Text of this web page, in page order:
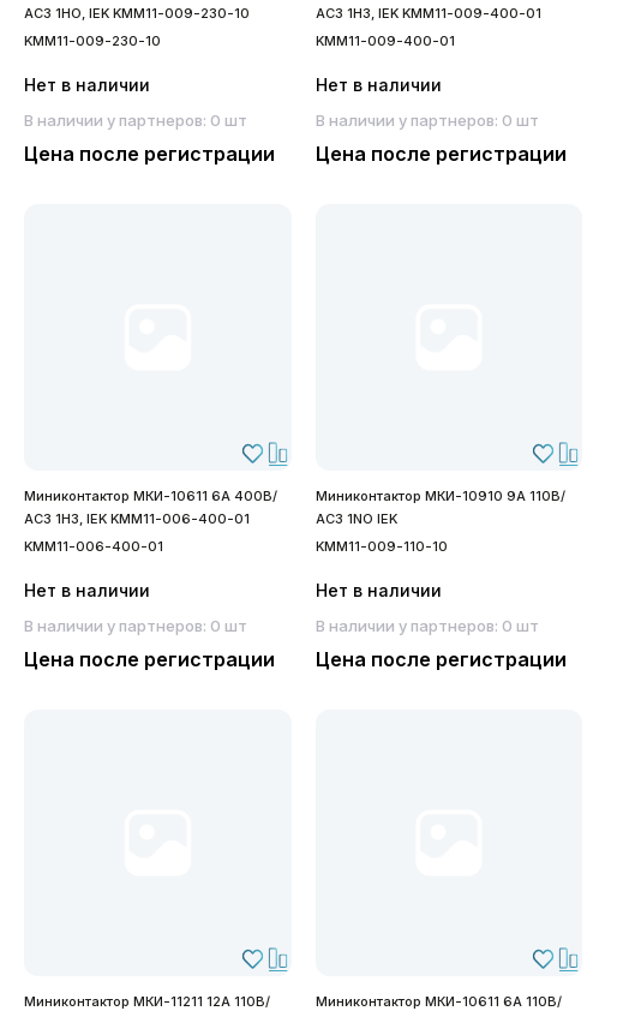
АС3 1НО, IEK KMM11-009-230-10
KMM11-009-230-10
Нет в наличии
В наличии у партнеров: 0 шт
Цена после регистрации
АС3 1Н3, IEK KMM11-009-400-01
KMM11-009-400-01
Нет в наличии
В наличии у партнеров: 0 шт
Цена после регистрации
Миниконтактор МКИ-10611 6А 400В/
АС3 1Н3, IEK KMM11-006-400-01
KMM11-006-400-01
Нет в наличии
В наличии у партнеров: 0 шт
Цена после регистрации
Миниконтактор МКИ-10910 9А 110В/
АС3 1NO IEK
KMM11-009-110-10
Нет в наличии
В наличии у партнеров: 0 шт
Цена после регистрации
Миниконтактор МКИ-11211 12А 110В/
Миниконтактор МКИ-10611 6А 110В/